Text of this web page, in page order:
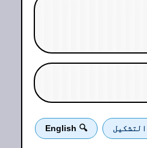
🔍 English